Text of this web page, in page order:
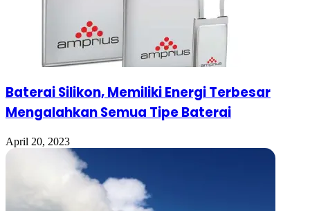
Baterai Silikon, Memiliki Energi Terbesar
Mengalahkan Semua Tipe Baterai
April 20, 2023